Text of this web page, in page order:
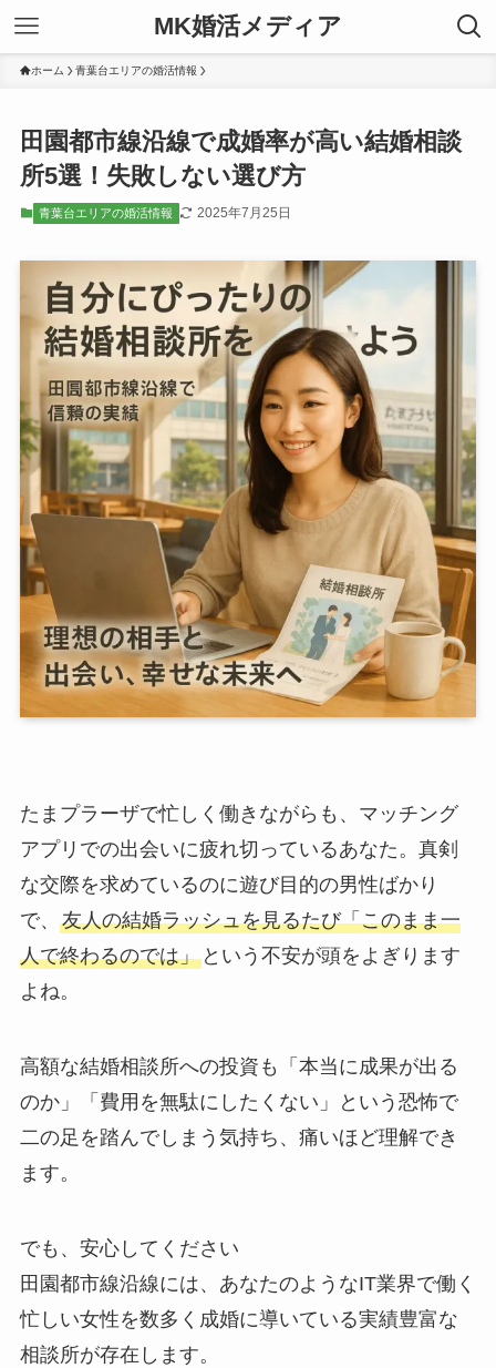
MK婚活メディア
ホーム 青葉台エリアの婚活情報
田園都市線沿線で成婚率が高い結婚相談
所5選！失敗しない選び方
青葉台エリアの婚活情報 2025年7月25日
たまプラーザで忙しく働きながらも、マッチング
アプリでの出会いに疲れ切っているあなた。真剣
な交際を求めているのに遊び目的の男性ばかり
で、 友人の結婚ラッシュを見るたび「このまま一
人で終わるのでは」という不安が頭をよぎります
よね。
高額な結婚相談所への投資も「本当に成果が出る
のか」「費用を無駄にしたくない」という恐怖で
二の足を踏んでしまう気持ち、痛いほど理解でき
ます。
でも、安心してください
田園都市線沿線には、あなたのようなIT業界で働く
忙しい女性を数多く成婚に導いている実績豊富な
相談所が存在します。